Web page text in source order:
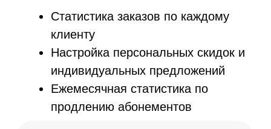
8 (800) 551-40-51